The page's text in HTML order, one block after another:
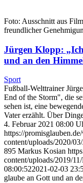
Foto: Ausschnitt aus
freundlicher
Jürgen Klopp:
und an den
Sport
Fußball-Welttrainer
End of the Storm", die
sehen ist, eine
Vater erzählt. Über
4. Februar 2021 08:00
https://
content/uploads/2020/
895 Markus Kosian
content/uploads/2019/
08:00:522021-02-03
glaube an Gott und an